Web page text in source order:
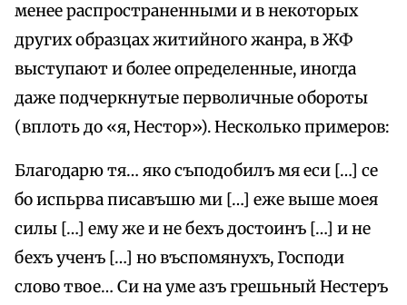
менее распространенными и в некоторых
других образцах житийного жанра, в ЖФ
выступают и более определенные, иногда
даже подчеркнутые перволичные обороты
(вплоть до «я, Нестор»). Несколько примеров:
Благодарю тя… яко съподобилъ мя еси […] се
бо испьрва писавъшю ми […] еже выше моея
силы […] ему же и не бехъ достоинъ […] и не
бехъ ученъ […] но въспомянухъ, Господи
слово твое… Си на уме азъ грешьный Нестеръ